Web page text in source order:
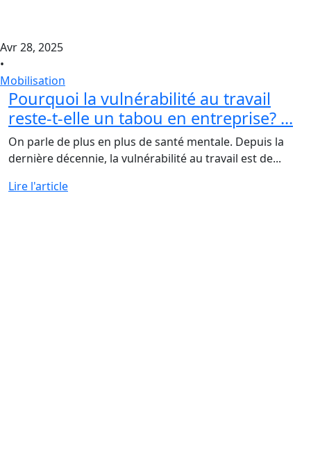
Avr 28, 2025
•
Mobilisation
Pourquoi la vulnérabilité au travail
reste-t-elle un tabou en entreprise? ...
On parle de plus en plus de santé mentale. Depuis la
dernière décennie, la vulnérabilité au travail est de...
Lire l'article